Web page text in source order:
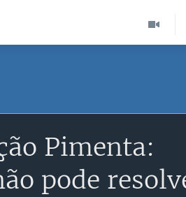
Pimenta:
pode